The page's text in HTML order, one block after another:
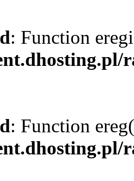
: Function
: Function